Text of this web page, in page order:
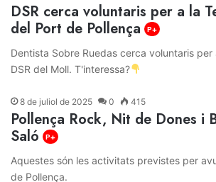
DSR cerca voluntaris per a la
del Port de Pollença
P+
Dentista Sobre Ruedas cerca voluntaris per
DSR del Moll. T'interessa?
8 de juliol de 2025 0 415
Pollença Rock, Nit de Dones i
Saló
P+
Aquestes són les activitats previstes per
de Pollença.